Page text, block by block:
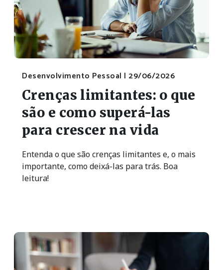
Desenvolvimento Pessoal | 29/06/2026
Crenças limitantes: o que
são e como superá-las
para crescer na vida
Entenda o que são crenças limitantes e, o mais
importante, como deixá-las para trás. Boa
leitura!